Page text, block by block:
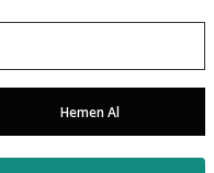
Hemen Al